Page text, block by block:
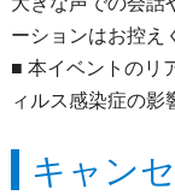
ーションはお控え
■ 本イベントのリ
ィルス感染症の影
キャン